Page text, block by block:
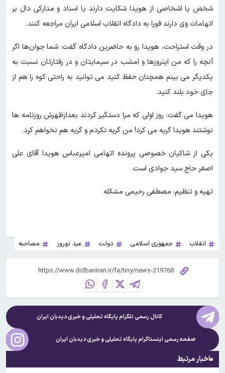
شخص یا اشخاصی از هویدا شکایت دارند یا اسناد و مدارکی دال بر
اتهامات وی دارند فورا به دادگاه انقلاب اسلامی ایران مراجعه کنند.
در وقت استراحت، هویدا رو به حاضرین دادگاه گفت: شما جوان‌ها اگر
آنچه را که من اینروزها و امشب در سیمایتان و در رفتارتان نسبت به
یکدیگر می بینم همچنان حفظ کنید می توانید به راحتی کوه را هم از
جای خود بلند کنید.
هویدا می گفت: روز اولی که مرا دستگیر کردند بعدازظهرش روزنامه ها
نوشتند هویدا گریه می کرد! من گریه نکردم و گریه هم نخواهم کرد.
یکی از شاکیان خصوصی پرونده اتهامی امیرعباس هویدا آقای علی
اصغر حاج سید جوادی است.
تهیه و تنظیم: مصطفی رحیمی مشکله
انقلاب جمهوری اسلامی دولت عید نوروز مصاحبه
کانال رسمی تلگرام پایگاه تحلیلی و خبریدیدبان ایران
صفحه رسمی اینستاگرام پایگاه تحلیلی و خبریدیدبان ایران
اخبار مرتبط